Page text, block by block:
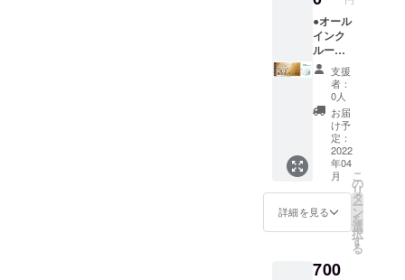
キャン
セル・
ノー
ショー
：
100％」
とさせ
ていた
だきま
す。 ※
ハイ
シーズ
(12/24-
1/10、
は利用
前日の
ご利用
も可
能。 ※
利用期
限は
【2022
年4月か
ら2023
年3月31
日】ま
でにな
りま
す。 ※
ご予約
は21年3
を開始
限は
【2023
年3月31
日】ま
でにな
りま
す。
んだん
に使っ
た夕
食、朝
食付
き。お
飲み物
飲み放
題。温
泉入り
放題で
す。 ロ
ゴ入り
モバイ
ルバッ
テリー
付き。
ンシェ
メール
◆グラ
ンド
オープ
ン後
に、何
度でも
ご宿泊
いただ
ける
「リ
ゾート
宿泊」
チケッ
トのパ
スポー
トで
予約) ★
●オール
インク
ルーシ
ブ付き
【ドー
ムホテ
ル型グ
ランピ
ングリ
ゾート
１泊２
日貸切
チケッ
ト」】
●オリジ
ナルモ
バッテ
支援
者：
0人
お届
け予
定：
2022
年04
月
詳細を見る
こ
の
リ
タ
ー
ン
を
選
択
す
る
700